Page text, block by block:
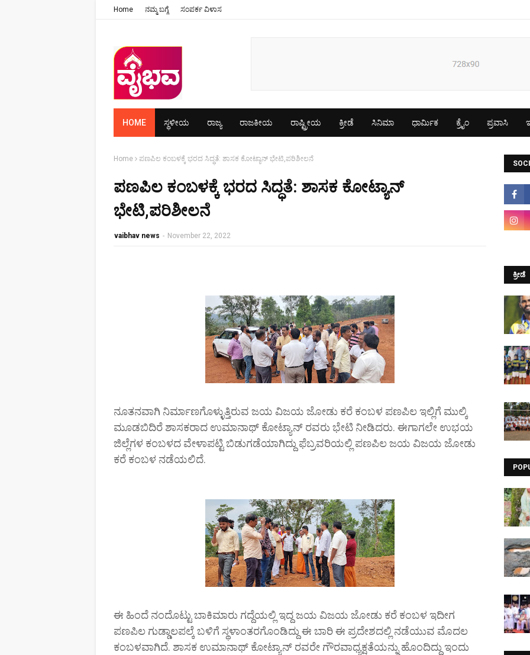
Home ನಮ್ಮ ಬಗ್ಗೆ ಸಂಪರ್ಕ ವಿಳಾಸ
HOME ಸ್ಥಳೀಯ ರಾಜ್ಯ ರಾಜಕೀಯ ರಾಷ್ಟ್ರೀಯ ಕ್ರೀಡೆ ಸಿನಿಮಾ ಧಾರ್ಮಿಕ ಕ್ರೈಂ ಪ್ರವಾಸಿ
Home ಪಣಪಿಲ ಕಂಬಳಕ್ಕೆ ಭರದ ಸಿದ್ಧತೆ: ಶಾಸಕ ಕೋಟ್ಯಾನ್ ಭೇಟಿ,ಪರಿಶೀಲನೆ
ಪಣಪಿಲ ಕಂಬಳಕ್ಕೆ ಭರದ ಸಿದ್ಧತೆ: ಶಾಸಕ ಕೋಟ್ಯಾನ್
ಭೇಟಿ,ಪರಿಶೀಲನೆ
vaibhav news - November 22, 2022
ನೂತನವಾಗಿ ನಿರ್ಮಾಣಗೊಳ್ಳುತ್ತಿರುವ ಜಯ ವಿಜಯ ಜೋಡು ಕರೆ ಕಂಬಳ ಪಣಪಿಲ ಇಲ್ಲಿಗೆ ಮುಲ್ಕಿ
ಮೂಡಬಿದಿರೆ ಶಾಸಕರಾದ ಉಮಾನಾಥ್ ಕೋಟ್ಯಾನ್ ರವರು ಭೇಟಿ ನೀಡಿದರು. ಈಗಾಗಲೇ ಉಭಯ
ಜಿಲ್ಲೆಗಳ ಕಂಬಳದ ವೇಳಾಪಟ್ಟಿ ಬಿಡುಗಡೆಯಾಗಿದ್ದು ಫೆಬ್ರವರಿಯಲ್ಲಿ ಪಣಪಿಲ ಜಯ ವಿಜಯ ಜೋಡು
ಕರೆ ಕಂಬಳ ನಡೆಯಲಿದೆ.
ಈ ಹಿಂದೆ ನಂದೊಟ್ಟು ಬಾಕಿಮಾರು ಗದ್ದೆಯಲ್ಲಿ ಇದ್ದ ಜಯ ವಿಜಯ ಜೋಡು ಕರೆ ಕಂಬಳ ಇದೀಗ
ಪಣಪಿಲ ಗುಡ್ಡಾಲಪಲ್ಕೆ ಬಳಿಗೆ ಸ್ಥಳಾಂತರಗೊಂಡಿದ್ದು ಈ ಬಾರಿ ಈ ಪ್ರದೇಶದಲ್ಲಿ ನಡೆಯುವ ಮೊದಲ
ಕಂಬಳವಾಗಿದೆ. ಶಾಸಕ ಉಮಾನಾಥ್ ಕೋಟ್ಯಾನ್ ರವರೇ ಗೌರವಾಧ್ಯಕ್ಷತೆಯನ್ನು ಹೊಂದಿದ್ದು ಇಂದು
ಕ್ರೀಡೆ